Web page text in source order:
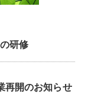
研修
開のお知らせ